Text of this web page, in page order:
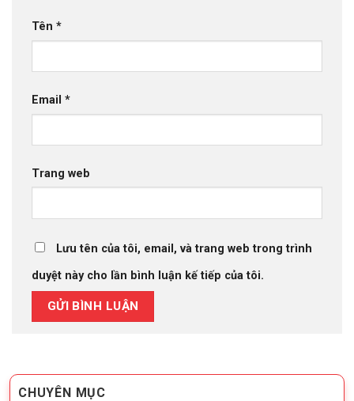
Tên *
Email *
Trang web
Lưu tên của tôi, email, và trang web trong trình
duyệt này cho lần bình luận kế tiếp của tôi.
CHUYÊN MỤC